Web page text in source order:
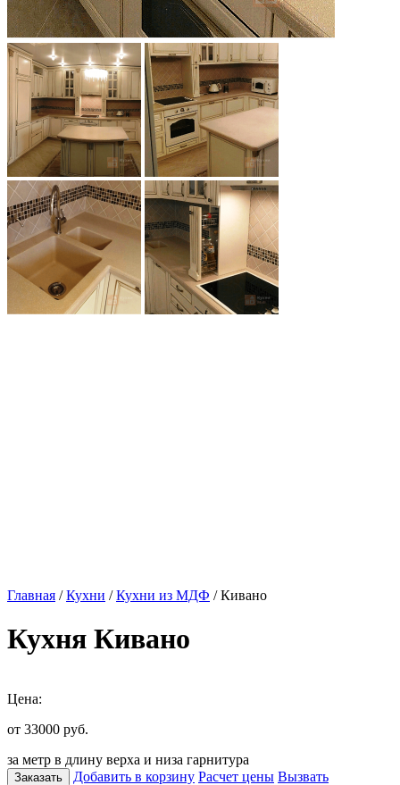
Главная /Кухни /Кухни из МДФ / Кивано
Кухня Кивано
Цена:
от 33000 руб.
за метр в длину верха и низа гарнитура
Заказать Добавить в корзину Расчет цены Вызвать